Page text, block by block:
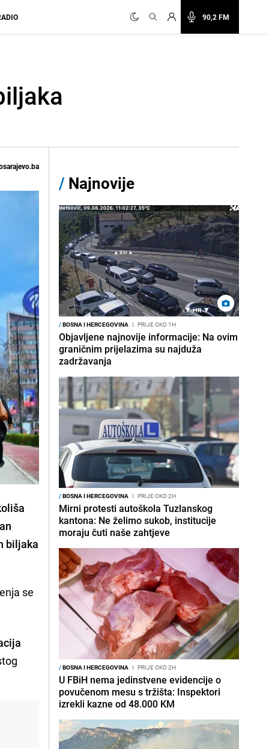
90,2 FM
biljaka
se
/ Najnovije
/BOSNA I HERCEGOVINA I PRIJE OKO 1H
Objavljene najnovije informacije: Na ovim
graničnim prijelazima su najduža
zadržavanja
/BOSNA I HERCEGOVINA I PRIJE OKO 2H
Mirni protesti autoškola Tuzlanskog
kantona: Ne želimo sukob, institucije
moraju čuti naše zahtjeve
/BOSNA I HERCEGOVINA I PRIJE OKO 2H
U FBiH nema jedinstvene evidencije o
povučenom mesu s tržišta: Inspektori
izrekli kazne od 48.000 KM